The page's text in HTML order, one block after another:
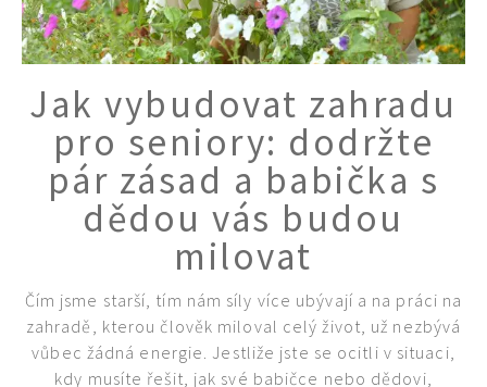
74 Kč
Objednat >
Jak vybudovat zahradu
pro seniory: dodržte
pár zásad a babička s
dědou vás budou
milovat
Čím jsme starší, tím nám síly více ubývají a na práci na
zahradě, kterou člověk miloval celý život, už nezbývá
vůbec žádná energie. Jestliže jste se ocitli v situaci,
kdy musíte řešit, jak své babičce nebo dědovi,